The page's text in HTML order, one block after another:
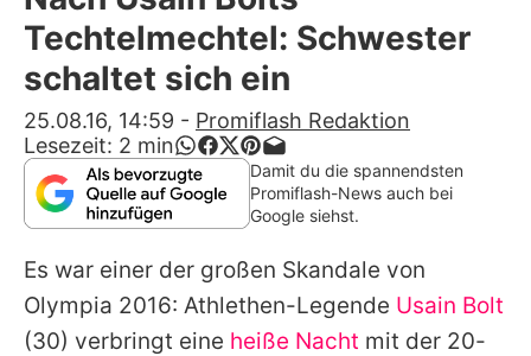
Alle Themen auf Promiflash
Jobs
App runterladen
Team
Redaktionelle Richtlinien
Impressum
Datenschutzerklärung
Techtelmechtel: Schwester
schaltet sich ein
25.08.16, 14:59 - Promiflash Redaktion
Lesezeit: 2 min
Damit du die spannendsten
Promiflash-News auch bei
Google siehst.
Es war einer der großen Skandale von
Olympia 2016: Athlethen-Legende Usain Bolt
(30) verbringt eine heiße Nacht mit der 20-